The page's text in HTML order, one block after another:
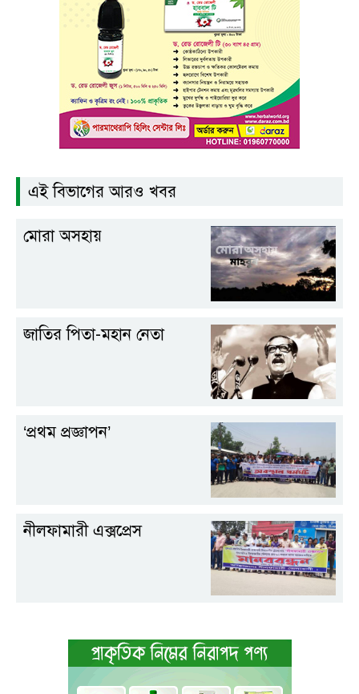
এই বিভাগের আরও খবর
মোরা অসহায়
জাতির পিতা-মহান নেতা
‘প্রথম প্রজ্ঞাপন’
নীলফামারী এক্সপ্রেস